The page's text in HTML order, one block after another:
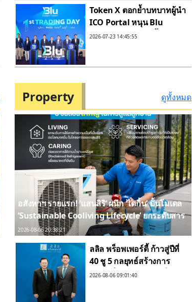
Token X ตอกย้ำบทบาทผู้นำ
ICO Portal หนุน Blu
Green Token เปิดซื้อขาย
อนุรักษ์สิ่งแวดล้อมไทยสู่
2026-07-23 14:45:55
Property ดูทั้งหมด
อสังหาฯ รายแรก! ‘แสนสิริ’ ผนึก ‘ไดกิ้น’ ปั้นโมเดล
‘Sustainable Cooliving Lifecycle’ ยกระดับสาร
ทำความเย็นหมุนเวียน ขับเคลื่อน Circular
2026-08-06 20:38:21
ลลิล พร็อพเพอร์ตี้ ก้าวสู่ปีที่
40 ชู 5 กลยุทธ์สร้างการ
เติบโตยั่งยืน ยึดลูกค้าเป็น
2026-08-06 09:01:40